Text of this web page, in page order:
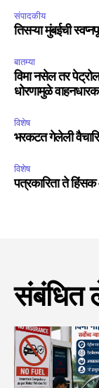
संपादकीय
तिसऱ्या मुंबईची
बातम्या
विमा नसेल तर
धोरणामुळे
विशेष
भरकटत गेलेली
विशेष
पत्रकारिता ते
संबंधित